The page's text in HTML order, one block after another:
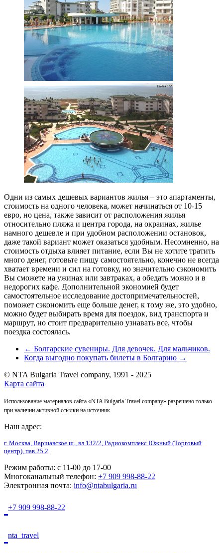
Одни из самых дешевых вариантов жилья – это апартаменты,
стоимость на одного человека, может начинаться от 10-15
евро, но цена, также зависит от расположения жилья
относительно пляжа и центра города, на окраинах, жилье
намного дешевле и при удобном расположении остановок,
даже такой вариант может оказаться удобным. Несомненно, на
стоимость отдыха влияет питание, если Вы не хотите тратить
много денег, готовьте пищу самостоятельно, конечно не всегда
хватает времени и сил на готовку, но значительно сэкономить
Вы сможете на ужинах или завтраках, а обедать можно и в
недорогих кафе. Дополнительной экономией будет
самостоятельное исследование достопримечательностей,
поможет сэкономить еще больше денег, к тому же, это удобно,
можно будет выбирать время для поездок, вид транспорта и
маршрут, но стоит предварительно узнавать все, чтобы
поездка состоялась.
← Болгарские сувениры. Для девочек. Для мальчиков.
Когда выгодно покупать билеты в Болгарию →
© NTA Bulgaria Travel company, 1991 - 2025
Карта сайта
Использование материалов сайта «NTA Bulgaria Travel company» разрешено только
при наличии активной ссылки на источник.
Наш адрес:
г. Москва Варшавское ш., вл 132/2 , Радиокомплекс Южный (Торговый
центр), пав 25.2
Режим работы: с 11-00 до 17-00
Многоканальный телефон: +7 909 998-88-22
Электронная почта: info@ntabulgaria.ru
+7 909 998-88-22
nta_travel